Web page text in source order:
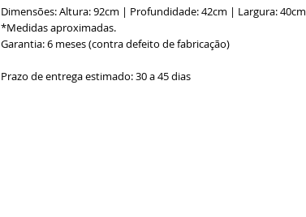
Dimensões: Altura: 92cm | Profundidade: 42cm | Largura: 40cm
*Medidas aproximadas.
Garantia: 6 meses (contra defeito de fabricação)
Prazo de entrega estimado: 30 a 45 dias